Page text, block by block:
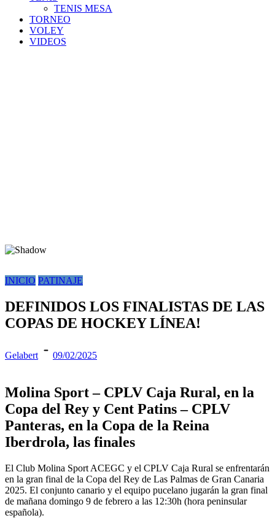
TENIS MESA
TORNEO
VOLEY
VIDEOS
INICIO PATINAJE
DEFINIDOS LOS FINALISTAS DE LAS
COPAS DE HOCKEY LÍNEA!
Gelabert 09/02/2025
Molina Sport – CPLV Caja Rural, en la
Copa del Rey y Cent Patins – CPLV
Panteras, en la Copa de la Reina
Iberdrola, las finales
El Club Molina Sport ACEGC y el CPLV Caja Rural se enfrentarán
en la gran final de la Copa del Rey de Las Palmas de Gran Canaria
2025. El conjunto canario y el equipo pucelano jugarán la gran final
de mañana domingo 9 de febrero a las 12:30h (hora peninsular
española).